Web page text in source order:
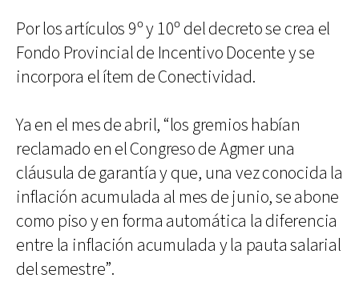
Por los artículos 9º y 10º del decreto se crea el
Fondo Provincial de Incentivo Docente y se
incorpora el ítem de Conectividad.
Ya en el mes de abril, “los gremios habían
reclamado en el Congreso de Agmer una
cláusula de garantía y que, una vez conocida la
inflación acumulada al mes de junio, se abone
como piso y en forma automática la diferencia
entre la inflación acumulada y la pauta salarial
del semestre”.